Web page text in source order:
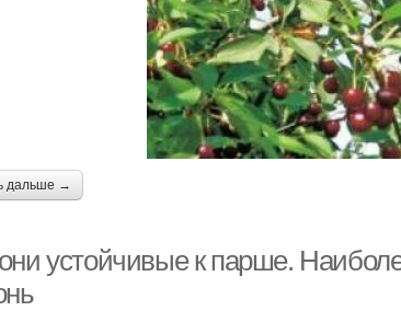
дальше →
устойчивые к парше.